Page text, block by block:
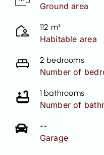
Ground area
112 m²
Habitable area
2 bedrooms
Number of
1 bathrooms
Number of
--
Garage